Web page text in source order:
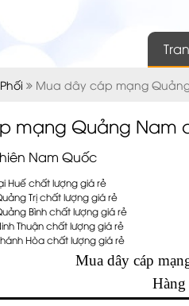
Mua dây cáp mạng
mạng Quảng Nam
Nam Quốc
Huế chất lượng giá rẻ
Trị chất lượng giá rẻ
Bình chất lượng giá rẻ
Thuận chất lượng giá rẻ
Hòa chất lượng giá rẻ
Mua dây cáp